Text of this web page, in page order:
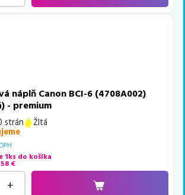
náplň Canon BCI-6 (4708A002)
- premium
strán
Žltá
1ks do košíka
€
+